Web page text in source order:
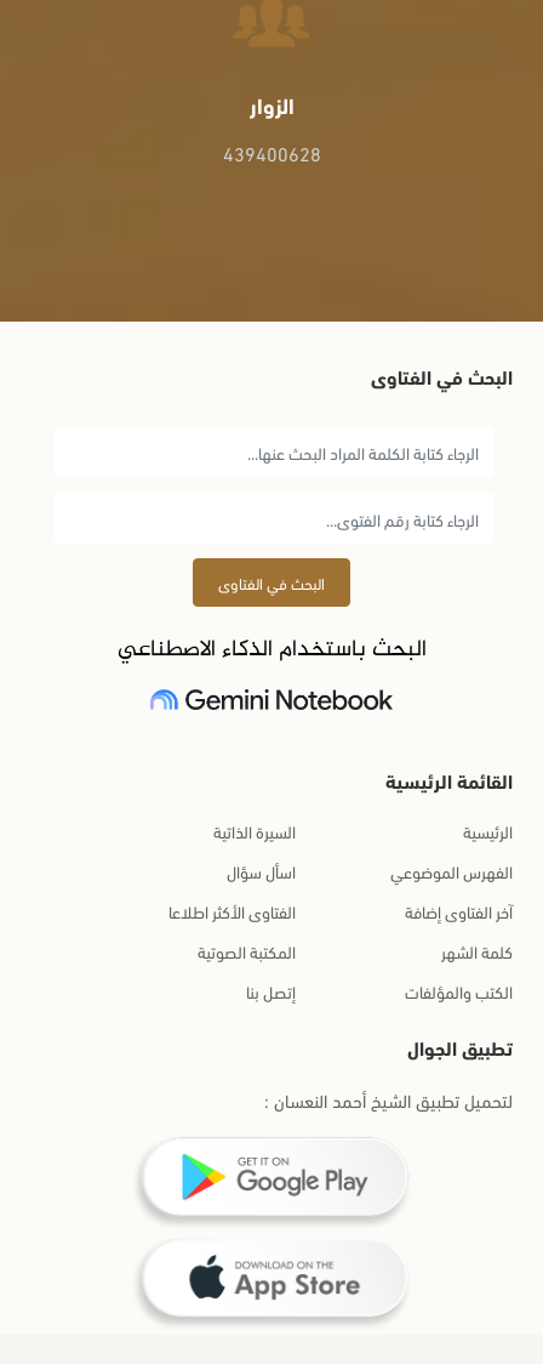
الزوار
439400628
البحث في الفتاوى
البحث في الفتاوى
البحث باستخدام الذكاء الاصطناعي
القائمة الرئيسية
الرئيسية
السيرة الذاتية
الفهرس الموضوعي
اسأل سؤال
آخر الفتاوى إضافة
الفتاوى الأكثر اطلاعا
كلمة الشهر
المكتبة الصوتية
الكتب والمؤلفات
إتصل بنا
تطبيق الجوال
لتحميل تطبيق الشيخ أحمد النعسان :